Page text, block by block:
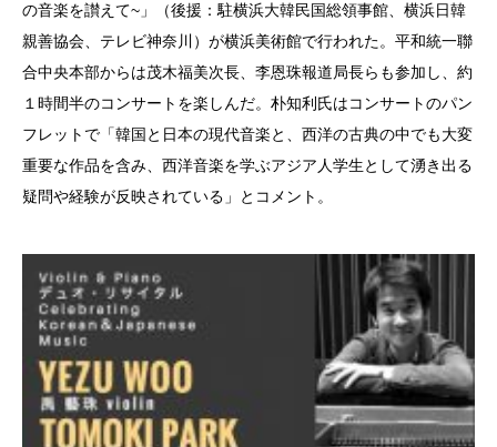
の音楽を讃えて~」（後援：駐横浜大韓民国総領事館、横浜日韓
親善協会、テレビ神奈川）が横浜美術館で行われた。平和統一聯
合中央本部からは茂木福美次長、李恩珠報道局長らも参加し、約
１時間半のコンサートを楽しんだ。朴知利氏はコンサートのパン
フレットで「韓国と日本の現代音楽と、西洋の古典の中でも大変
重要な作品を含み、西洋音楽を学ぶアジア人学生として湧き出る
疑問や経験が反映されている」とコメント。